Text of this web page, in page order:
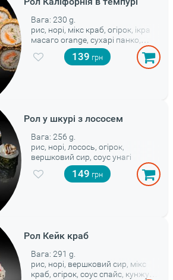
Вага: 230 g.
рис, норі, мікс краб, огірок, ікра
масаго orange, сухарі панко,
139
Рол у шкурі з лососем
Вага: 256 g.
рис, норі, лосось, огірок,
вершковий сир, соус унагі
149
Рол Кейк краб
Вага: 291 g.
рис, норі, вершковий сир, мікс
краб, огірок, соус спайс, кунжут